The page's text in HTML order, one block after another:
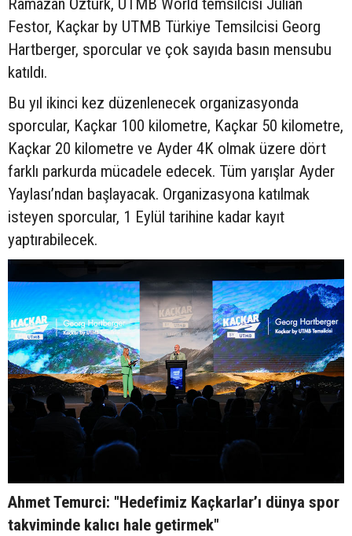
Ramazan Öztürk, UTMB World temsilcisi Julian
Festor, Kaçkar by UTMB Türkiye Temsilcisi Georg
Hartberger, sporcular ve çok sayıda basın mensubu
katıldı.
Bu yıl ikinci kez düzenlenecek organizasyonda
sporcular, Kaçkar 100 kilometre, Kaçkar 50 kilometre,
Kaçkar 20 kilometre ve Ayder 4K olmak üzere dört
farklı parkurda mücadele edecek. Tüm yarışlar Ayder
Yaylası’ndan başlayacak. Organizasyona katılmak
isteyen sporcular, 1 Eylül tarihine kadar kayıt
yaptırabilecek.
Ahmet Temurci: "Hedefimiz Kaçkarlar’ı dünya spor
takviminde kalıcı hale getirmek"